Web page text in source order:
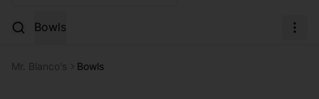
Bowls
Mr. Blanco's Bowls